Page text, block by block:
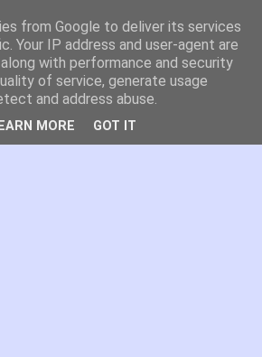
actualidad, proyectos, transporte,
participación, medio ambiente,
from Google to deliver its services
Your IP address and user-agent are
with performance and security
of service, generate usage
and address abuse.
MORE GOT IT